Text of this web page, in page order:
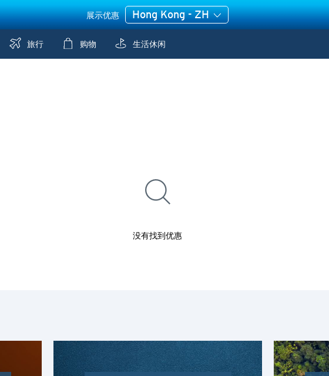
展示优惠 Hong Kong - ZH
旅行 购物 生活休闲
没有找到优惠
最新
东京, 日本